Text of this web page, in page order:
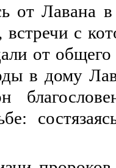
от Лавана
встречи с
от
в дому